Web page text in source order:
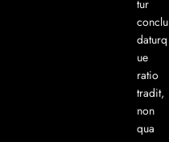
tur
conclu
daturq
ue
ratio
tradit,
non
qua